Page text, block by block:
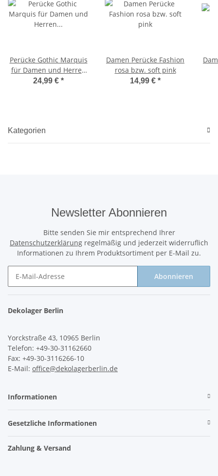
Perücke Gothic Marquis
für Damen und Herren
natural look
24,99 € *
Damen Perücke Fashion
rosa bzw. soft pink
14,99 € *
Kategorien
Newsletter Abonnieren
Bitte senden Sie mir entsprechend Ihrer
Datenschutzerklärung regelmäßig und jederzeit widerruflich
Informationen zu Ihrem Produktsortiment per E-Mail zu.
Abonnieren
Dekolager Berlin
Yorckstraße 43, 10965 Berlin
Telefon: +49-30-31162660
Fax: +49-30-3116266-10
E-Mail: office@dekolagerberlin.de
Informationen
Gesetzliche Informationen
Zahlung & Versand